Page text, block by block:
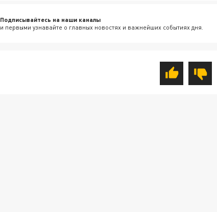
Подписывайтесь на наши каналы
и первыми узнавайте о главных новостях и важнейших событиях дня.